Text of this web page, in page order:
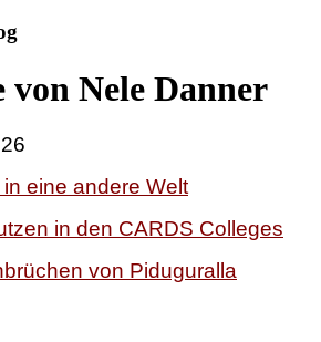
von Nele Danner
eine andere Welt
in den CARDS Colleges
von Piduguralla